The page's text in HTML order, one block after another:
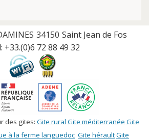
34150 Saint Jean de Fos
+33.(0)6 72 88 49 32
des gites: Gite rural Gite méditerranée Gite
à la ferme languedoc Gite héraultGite